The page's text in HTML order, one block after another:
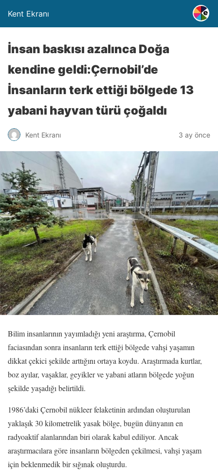
Kent Ekranı
İnsan baskısı azalınca Doğa
kendine geldi:Çernobil’de
İnsanların terk ettiği bölgede 13
yabani hayvan türü çoğaldı
Kent Ekranı 3 ay önce
Bilim insanlarının yayımladığı yeni araştırma, Çernobil
faciasından sonra insanların terk ettiği bölgede vahşi yaşamın
dikkat çekici şekilde arttığını ortaya koydu. Araştırmada kurtlar,
boz ayılar, vaşaklar, geyikler ve yabani atların bölgede yoğun
şekilde yaşadığı belirtildi.
1986’daki Çernobil nükleer felaketinin ardından oluşturulan
yaklaşık 30 kilometrelik yasak bölge, bugün dünyanın en
radyoaktif alanlarından biri olarak kabul ediliyor. Ancak
araştırmacılara göre insanların bölgeden çekilmesi, vahşi yaşam
için beklenmedik bir sığınak oluşturdu.